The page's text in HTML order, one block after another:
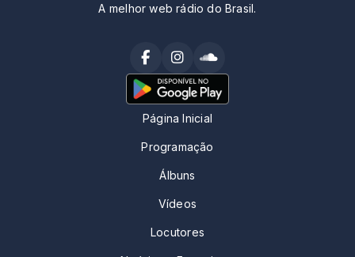
A melhor web rádio do Brasil.
Página Inicial
Programação
Álbuns
Vídeos
Locutores